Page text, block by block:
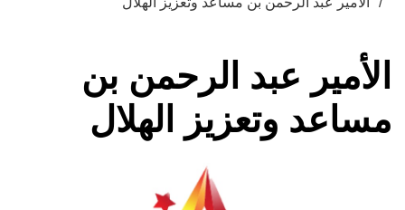
الأمير عبد الرحمن بن
مساعد وتعزيز الهلال